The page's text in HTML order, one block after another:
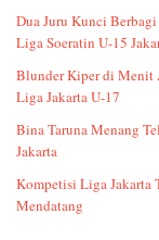
Dua Juru Kunci
Liga Soeratin U-15
Blunder Kiper di Menit
Liga Jakarta U-17
Bina Taruna Menang
Jakarta
Kompetisi Liga Jakarta
Mendatang